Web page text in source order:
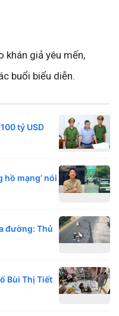
khán giả yêu mến,
buổi biểu diễn.
tỷ USD
hồ mạng’ nói
đường: Thủ
Bùi Thị Tiết